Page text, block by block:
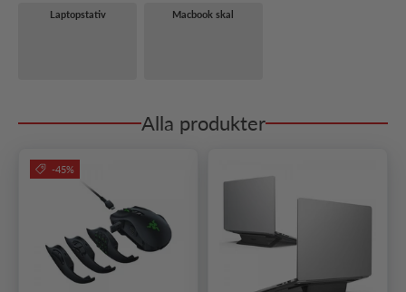
Laptopstativ Macbook skal
Alla produkter
-45%